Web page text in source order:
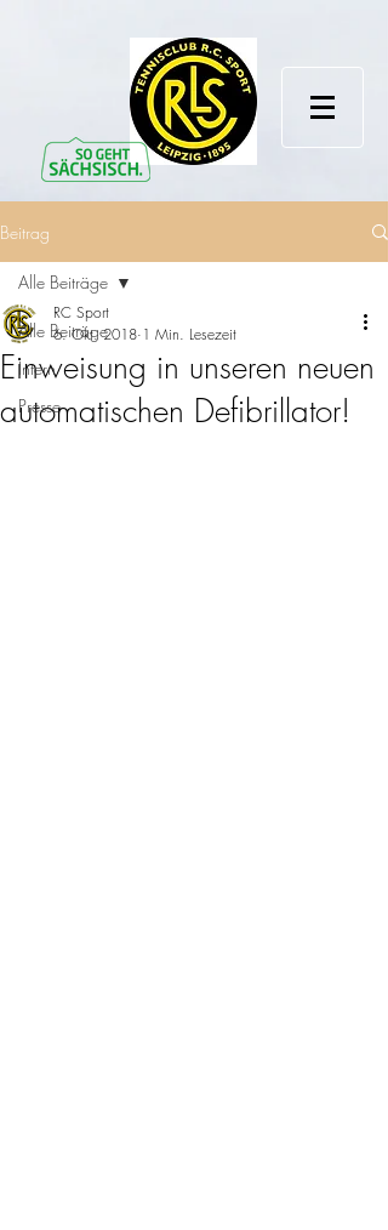
Beitrag
Alle Beiträge
Intern
Presse
Alle Beiträge
Einweisung in unseren neuen
automatischen Defibrillator!
RC Sport
6. Okt. 2018 1 Min. Lesezeit